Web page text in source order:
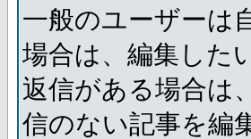
一般のユーザーは
場合は、編集した
返信がある場合は
信のない記事を編